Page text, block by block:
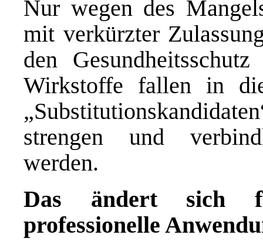
Nur wegen des
mit verkürzter
den
Wirkstoffe fallen in
strengen und
werden.
Das ändert sich
professionelle